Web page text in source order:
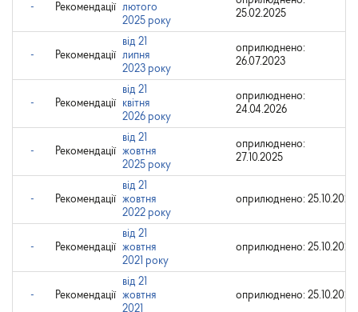
- Рекомендації лютого
2025 року
25.02.2025
- Рекомендації
від 21
липня
2023 року
оприлюднено:
26.07.2023
- Рекомендації
від 21
квітня
2026 року
оприлюднено:
24.04.2026
- Рекомендації
від 21
жовтня
2025 року
оприлюднено:
27.10.2025
- Рекомендації
від 21
жовтня
2022 року
оприлюднено: 25.10.2021
- Рекомендації
від 21
жовтня
2021 року
оприлюднено: 25.10.2021
- Рекомендації
від 21
жовтня
2021
оприлюднено: 25.10.2021